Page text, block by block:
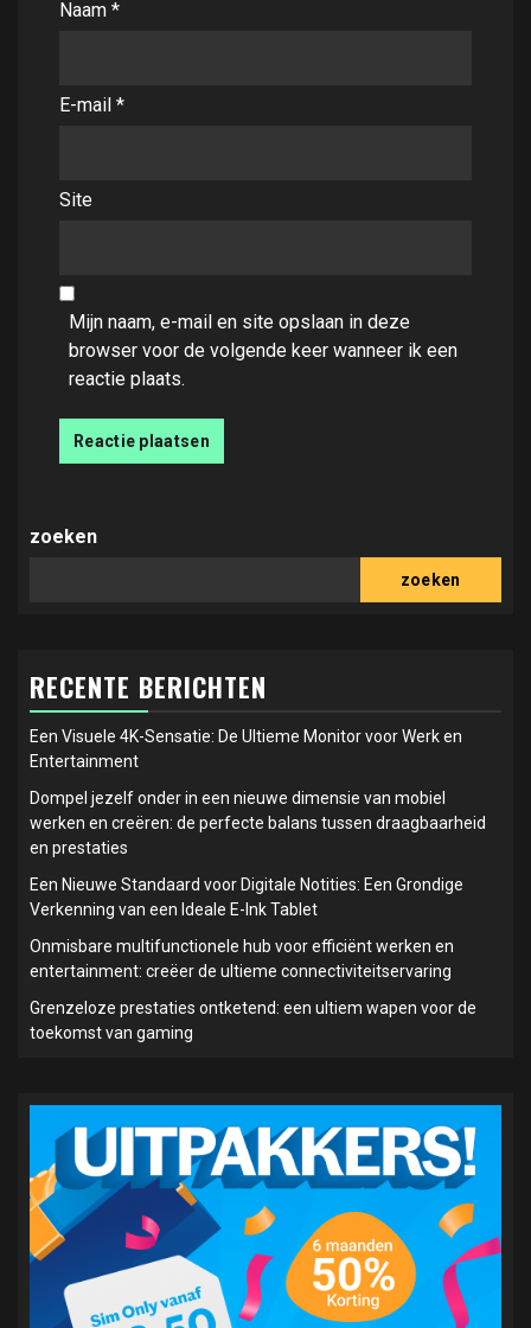
Naam *
E-mail *
Site
Mijn naam, e-mail en site opslaan in deze
browser voor de volgende keer wanneer ik een
reactie plaats.
zoeken
zoeken
RECENTE BERICHTEN
Een Visuele 4K-Sensatie: De Ultieme Monitor voor Werk en
Entertainment
Dompel jezelf onder in een nieuwe dimensie van mobiel
werken en creëren: de perfecte balans tussen draagbaarheid
en prestaties
Een Nieuwe Standaard voor Digitale Notities: Een Grondige
Verkenning van een Ideale E-Ink Tablet
Onmisbare multifunctionele hub voor efficiënt werken en
entertainment: creëer de ultieme connectiviteitservaring
Grenzeloze prestaties ontketend: een ultiem wapen voor de
toekomst van gaming